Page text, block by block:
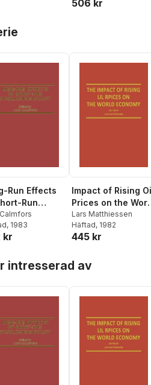
Bo Kaspersen
506 kr
Run Effects
Run
Policy
, 1983
kr
Impact of Rising
Prices on the
Economy
Lars Matthiessen
Häftad, 1982
445 kr
intresserad av